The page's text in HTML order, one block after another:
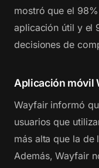
mostró que el
aplicación útil y el
decisiones de
Aplicación móvil
Wayfair informó
usuarios que
más alta que la de
Además, Wayfair